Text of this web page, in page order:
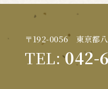
〒192-0056 東京都
TEL:042-